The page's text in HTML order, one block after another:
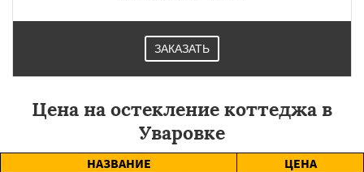
ЗАКАЗАТЬ
Цена на остекление коттеджа в
Уваровке
НАЗВАНИЕ
ЦЕНА